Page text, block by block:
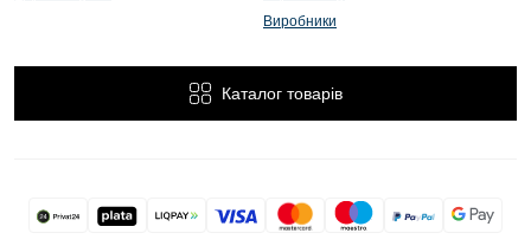
Виробники
Каталог товарів